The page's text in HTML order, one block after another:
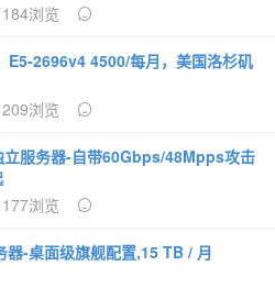
184浏览
E5-2696v4 4500/每月，美国洛杉矶
209浏览
服务器-自带60Gbps/48Mpps攻击
177浏览
-桌面级旗舰配置,15 TB / 月